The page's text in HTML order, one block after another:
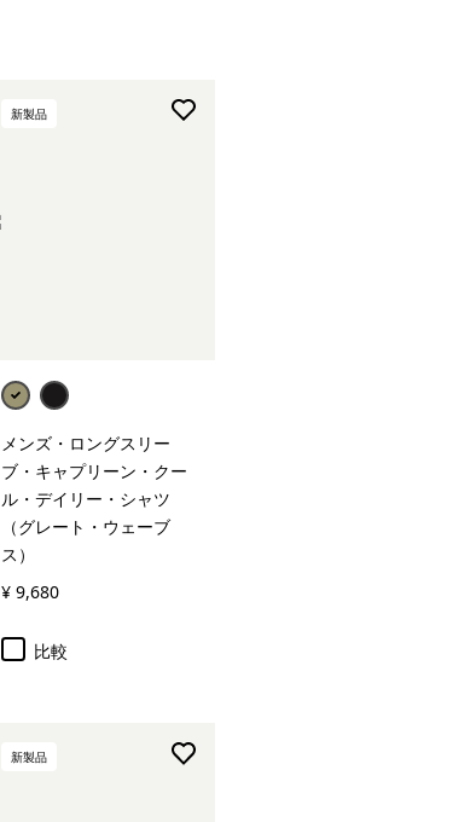
新製品
メンズ・ロングスリー
ブ・キャプリーン・クー
ル・デイリー・シャツ
（グレート・ウェーブ
ス）
¥ 9,680
比較
新製品